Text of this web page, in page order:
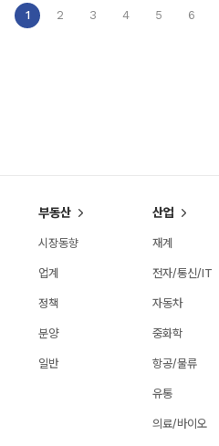
1 2 3 4 5 6
부동산
시장동향
업계
정책
분양
일반
산업
재계
전자/통신/IT
자동차
중화학
항공/물류
유통
의료/바이오